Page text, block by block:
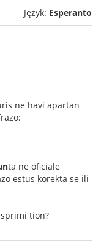
Język: Esperanto
ne havi apartan
ta ne oficiale
estus korekta se ili
tion?